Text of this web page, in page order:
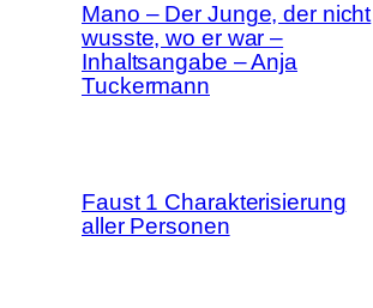
Mano – Der Junge, der nicht
wusste, wo er war –
Inhaltsangabe – Anja
Tuckermann
Faust 1 Charakterisierung
aller Personen